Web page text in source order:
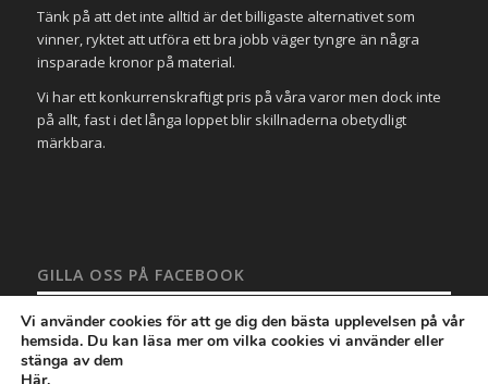
Tänk på att det inte alltid är det billigaste alternativet som
vinner, ryktet att utföra ett bra jobb väger tyngre än några
insparade kronor på material.
Vi har ett konkurrenskraftigt pris på våra varor men dock inte
på allt, fast i det långa loppet blir skillnaderna obetydligt
märkbara.
GILLA OSS PÅ FACEBOOK
Vi använder cookies för att ge dig den bästa upplevelsen på vår
hemsida. Du kan läsa mer om vilka cookies vi använder eller
stänga av dem